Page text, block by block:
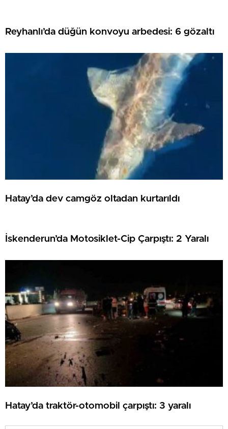
Reyhanlı’da düğün konvoyu arbedesi: 6 gözaltı
Hatay’da dev camgöz oltadan kurtarıldı
İskenderun’da Motosiklet-Cip Çarpıştı: 2 Yaralı
Hatay’da traktör-otomobil çarpıştı: 3 yaralı